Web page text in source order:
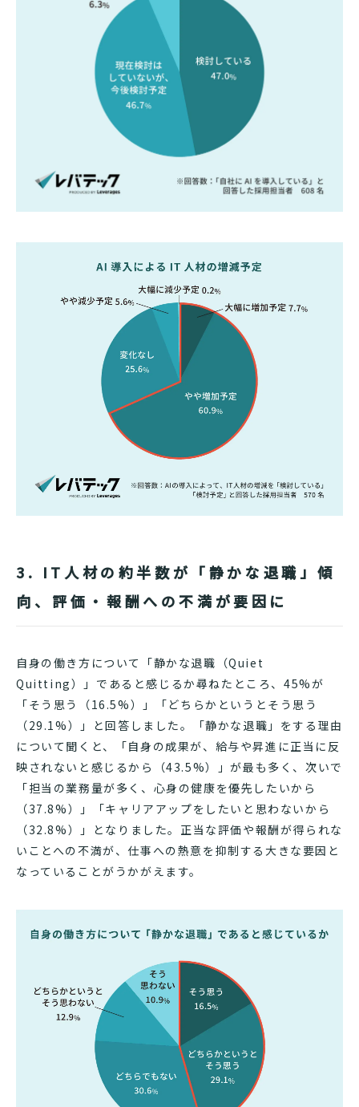
3. IT人材の約半数が「静かな退職」傾
向、評価・報酬への不満が要因に
自身の働き方について「静かな退職（Quiet
Quitting）」であると感じるか尋ねたところ、45%が
「そう思う（16.5%）」「どちらかというとそう思う
（29.1%）」と回答しました。「静かな退職」をする理由
について聞くと、「自身の成果が、給与や昇進に正当に反
映されないと感じるから（43.5%）」が最も多く、次いで
「担当の業務量が多く、心身の健康を優先したいから
（37.8%）」「キャリアアップをしたいと思わないから
（32.8%）」となりました。正当な評価や報酬が得られな
いことへの不満が、仕事への熱意を抑制する大きな要因と
なっていることがうかがえます。